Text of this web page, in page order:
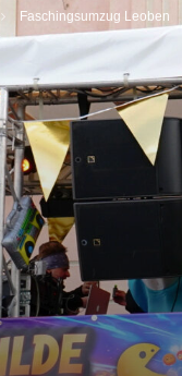
Faschingsumzug Leoben